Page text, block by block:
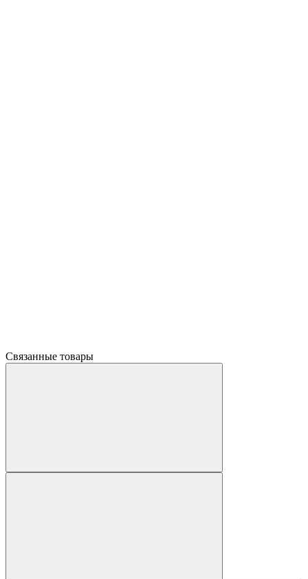
Связанные товары